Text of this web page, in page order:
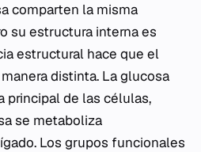
comparten la misma
su estructura interna es
estructural hace que el
distinta. La glucosa
principal de las células,
se metaboliza
Los grupos funcionales